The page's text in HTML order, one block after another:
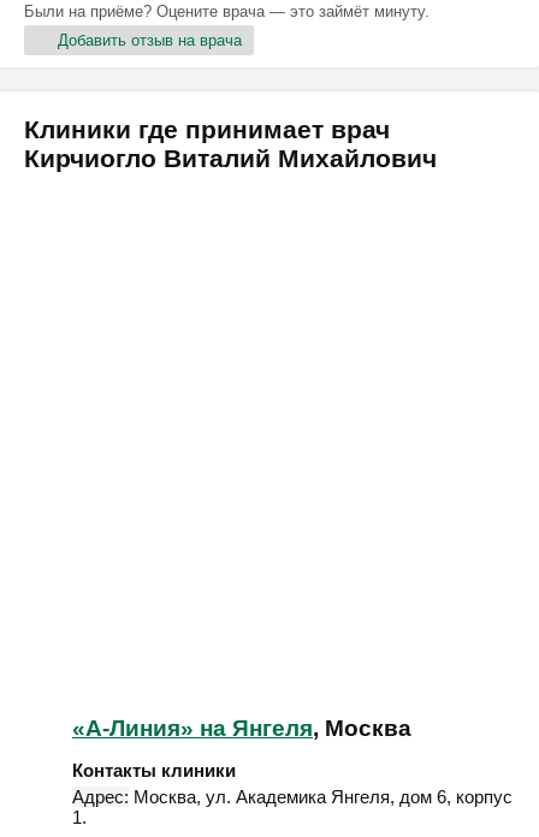
Были на приёме? Оцените врача — это займёт минуту.
Добавить отзыв на врача
Клиники где принимает врач
Кирчиогло Виталий Михайлович
«А-Линия» на Янгеля, Москва
Контакты клиники
Адрес: Москва, ул. Академика Янгеля, дом 6, корпус
1.